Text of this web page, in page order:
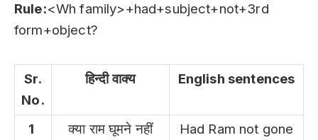
Rule:<Wh family>+had+subject+not+3rd
form+object?
Sr.
No.
हिन्दी वाक्य English sentences
1
क्या राम घूमने नहीं
Had Ram not gone